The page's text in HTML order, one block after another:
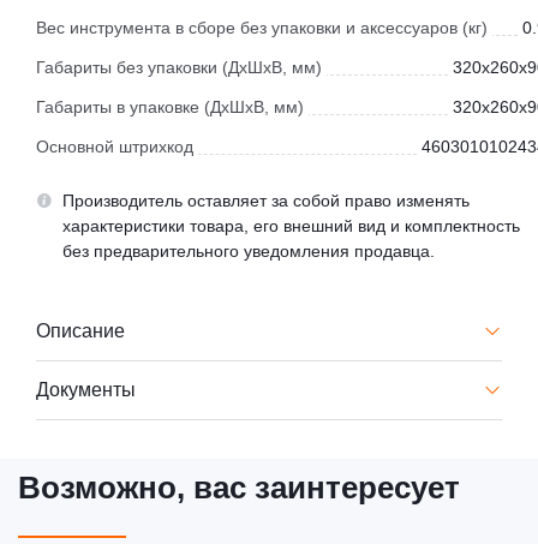
Вес инструмента в сборе без упаковки и аксессуаров (кг)
Габариты без упаковки (ДхШхВ, мм)
Габариты в упаковке (ДхШхВ, мм)
Основной штрихкод
Производитель оставляет за собой право изменять
характеристики товара, его внешний вид и комплектность
без предварительного уведомления продавца.
Описание
Документы
Возможно, вас заинтересует